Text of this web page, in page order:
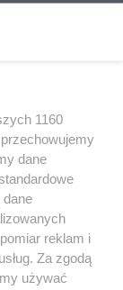
portali
z nami
1160
dane
dane
reklam i
Za zgodą
używać